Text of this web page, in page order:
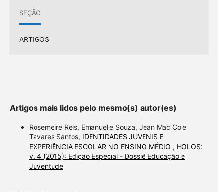
SEÇÃO
ARTIGOS
Artigos mais lidos pelo mesmo(s) autor(es)
Rosemeire Reis, Emanuelle Souza, Jean Mac Cole
Tavares Santos, IDENTIDADES JUVENIS E
EXPERIÊNCIA ESCOLAR NO ENSINO MÉDIO , HOLOS:
v. 4 (2015): Edição Especial - Dossiê Educação e
Juventude